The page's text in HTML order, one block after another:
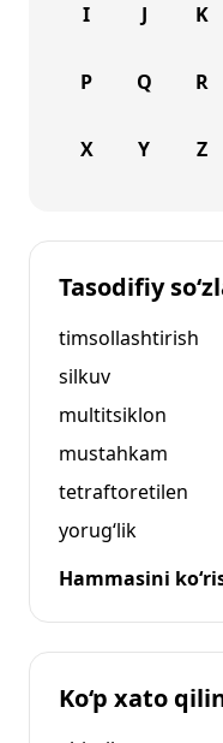
I J K
P Q R
X Y Z
Tasodifiy
timsollashtirish
silkuv
multitsiklon
mustahkam
tetraftoretilen
yorug‘lik
Hammasini
Ko‘p xato